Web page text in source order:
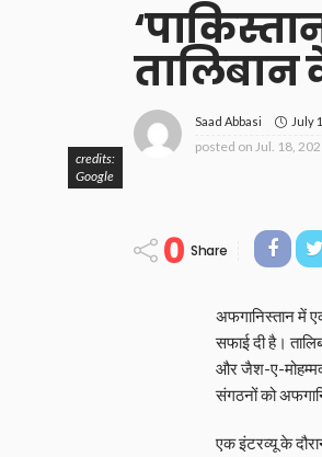
तालिबान
Saad Abbasi July
posted on Jul. 18,
credits:
Google
0 Share
अफगानिस्तान में
सफाई दी है।
और जैश-ए-
संगठनों को
एक इंटरव्यू के